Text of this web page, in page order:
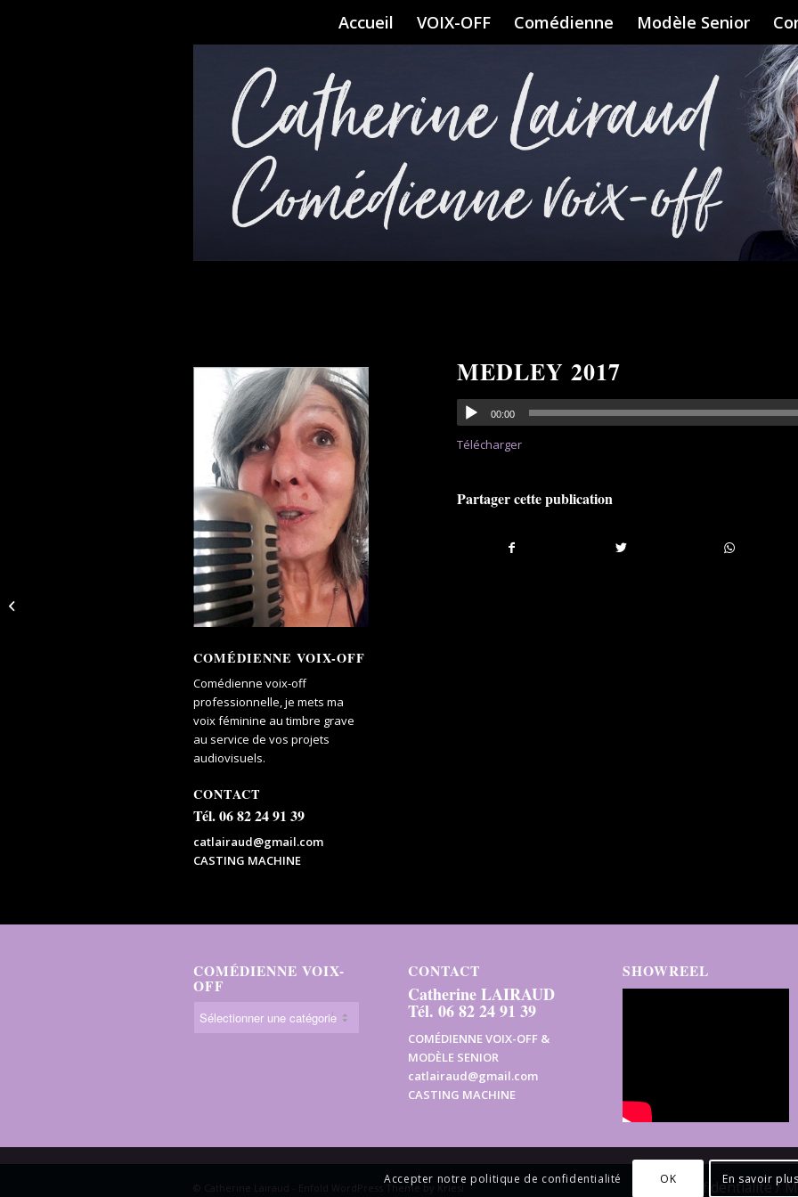
Accueil VOIX-OFF Comédienne Modèle Senior
MEDLEY 2017
00:00
Télécharger
Partager cette publication
COMÉDIENNE VOIX-OFF
Comédienne voix-off
professionnelle, je mets ma
voix féminine au timbre grave
au service de vos projets
audiovisuels.
CONTACT
Tél. 06 82 24 91 39
catlairaud@gmail.com
CASTING MACHINE
COMÉDIENNE VOIX-
OFF
CONTACT
Catherine LAIRAUD
Tél. 06 82 24 91 39
COMÉDIENNE VOIX-OFF &
MODÈLE SENIOR
catlairaud@gmail.com
CASTING MACHINE
SHOWREEL
© Catherine Lairaud - Enfold WordPress Theme by Kriesi Confidentialité /
Accepter notre politique de confidentialité OK En savoir plus